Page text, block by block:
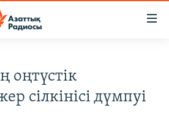
оңтүстік
сілкінісі дүмпуі